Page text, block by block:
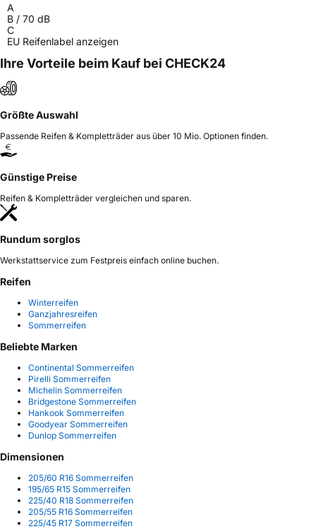
A
B / 70 dB
C
EU Reifenlabel anzeigen
Ihre Vorteile beim Kauf bei CHECK24
Größte Auswahl
Passende Reifen & Kompletträder aus über 10 Mio. Optionen finden.
Günstige Preise
Reifen & Kompletträder vergleichen und sparen.
Rundum sorglos
Werkstattservice zum Festpreis einfach online buchen.
Reifen
Winterreifen
Ganzjahresreifen
Sommerreifen
Beliebte Marken
Continental Sommerreifen
Pirelli Sommerreifen
Michelin Sommerreifen
Bridgestone Sommerreifen
Hankook Sommerreifen
Goodyear Sommerreifen
Dunlop Sommerreifen
Dimensionen
205/60 R16 Sommerreifen
195/65 R15 Sommerreifen
225/40 R18 Sommerreifen
205/55 R16 Sommerreifen
225/45 R17 Sommerreifen